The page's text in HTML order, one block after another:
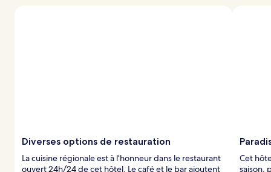
Diverses options de restauration
La cuisine régionale est à l’honneur dans le restaurant
ouvert 24h/24 de cet hôtel. Le café et le bar ajoutent
Cet
saison,